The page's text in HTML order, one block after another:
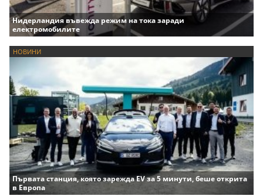
Нидерландия въвежда режим на тока заради
електромобилите
НОВИНИ
Първата станция, която зарежда EV за 5 минути, беше открита
в Европа